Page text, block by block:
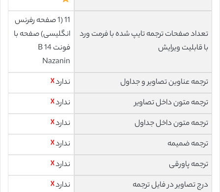
تعداد صفحات ترجمه تایپ شده با فرمت ورد
با قابلیت ویرایش
11 (1 صفحه رفرنس
انگلیسی) صفحه با
فونت 14 B
Nazanin
ترجمه عناوین تصاویر و جداول
ندارد☓
ترجمه متون داخل تصاویر
ندارد☓
ترجمه متون داخل جداول
ندارد☓
ترجمه ضمیمه
ندارد☓
ترجمه پاورقی
ندارد☓
درج تصاویر در فایل ترجمه
ندارد☓